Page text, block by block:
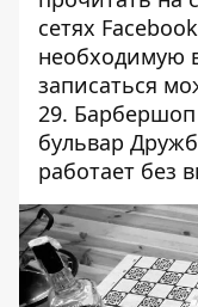
сетях Fаcebook
необходимую
записаться
29. Барбершоп
бульвар
работает без